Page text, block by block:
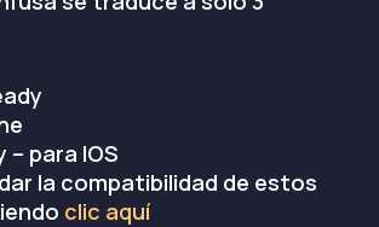
– para IOS
la compatibilidad de estos
clic aquí